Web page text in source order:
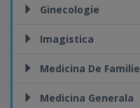
Ginecologie
Imagistica
Medicina De Familie
Medicina Generala